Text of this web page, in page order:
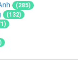
(285)
(132)